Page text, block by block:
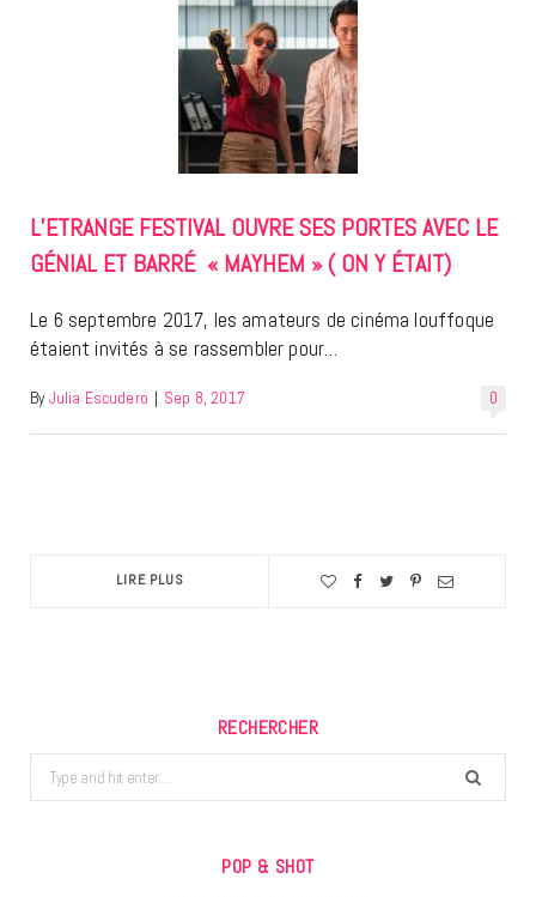
L’ETRANGE FESTIVAL OUVRE SES PORTES AVEC LE
GÉNIAL ET BARRÉ « MAYHEM » ( ON Y ÉTAIT)
Le 6 septembre 2017, les amateurs de cinéma louffoque
étaient invités à se rassembler pour…
0
By Julia Escudero | Sep 8, 2017
LIRE PLUS
RECHERCHER
Search
for:
POP & SHOT